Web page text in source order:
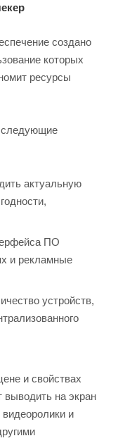
создано
которых
ресурсы
следующие
актуальную
ПО
и рекламные
устройств,
и свойствах
на экран
и